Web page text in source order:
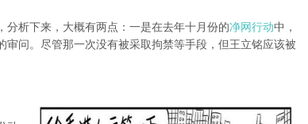
析下来，大概有两点：一是在去年十月份的净网行动中，
问。尽管那一次没有被采取拘禁等手段，但王立铭应该被